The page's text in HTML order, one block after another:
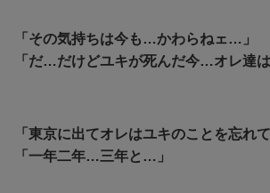
「その気持ちは今も…かわらねェ…」
「だ…だけどユキが死んだ今…オレ達
「東京に出てオレはユキのことを忘れ
「一年二年…三年と…」